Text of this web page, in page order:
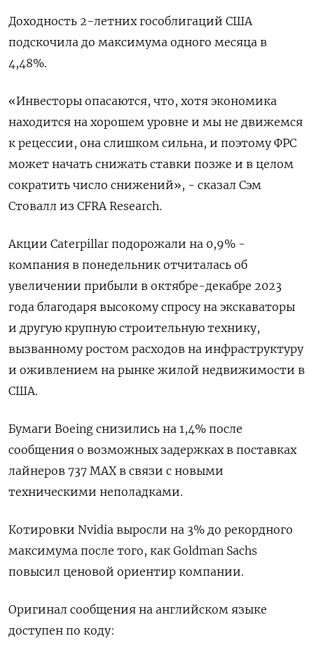
Доходность 2-летних гособлигаций США
подскочила до максимума одного месяца в
4,48%.
«Инвесторы опасаются, что, хотя экономика
находится на хорошем уровне и мы не движемся
к рецессии, она слишком сильна, и поэтому ФРС
может начать снижать ставки позже и в целом
сократить число снижений», - сказал Сэм
Стовалл из CFRA Research.
Акции Caterpillar подорожали на 0,9% -
компания в понедельник отчиталась об
увеличении прибыли в октябре-декабре 2023
года благодаря высокому спросу на экскаваторы
и другую крупную строительную технику,
вызванному ростом расходов на инфраструктуру
и оживлением на рынке жилой недвижимости в
США.
Бумаги Boeing снизились на 1,4% после
сообщения о возможных задержках в поставках
лайнеров 737 MAX в связи с новыми
техническими неполадками.
Котировки Nvidia выросли на 3% до рекордного
максимума после того, как Goldman Sachs
повысил ценовой ориентир компании.
Оригинал сообщения на английском языке
доступен по коду: